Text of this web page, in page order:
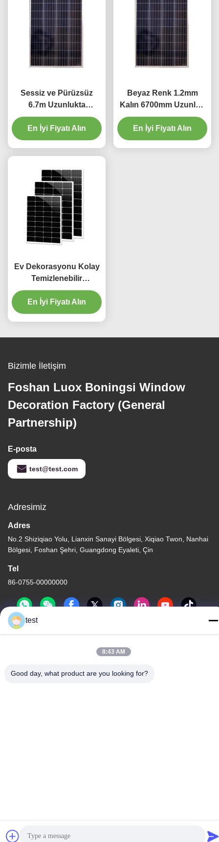
Sessiz ve Pürüzsüz
6.7m Uzunlukta
Alüminyum Perde
Parçası
En İyi Fiyatı Alın
Beyaz Renk 1.2mm
Kalın 6700mm Uzunluk
Alüminyum Perde Pisti
Beyaz Renk
En İyi Fiyatı Alın
Ev Dekorasyonu Kolay
Temizlenebilir
Alüminyum Karartma
Perdeleri Parça 4m
En İyi Fiyatı Alın
Bizimle İletişim
Foshan Luox Boningsi Window
Decoration Factory (General
Partnership)
E-posta
test@test.com
Adresimiz
Adres
No.2 Shiziqiao Yolu, Lianxin Sanayi Bölgesi, Xiqiao Twon, Nanhai
Bölgesi, Foshan Şehri, Guangdong Eyaleti, Çin
Tel
86-0755-00000000
Çin İyi Kalite Alüminyum Perde Pisti Tedarikçi. Telif hakkı © -2026
test
8:43 AM
Good day, what product are you looking for?